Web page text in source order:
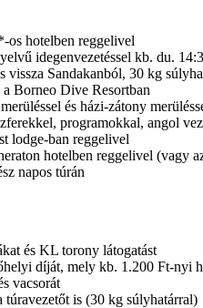
os hotelben reggelivel
idegenvezetéssel kb. du.
Sandakanból, 30 kg
a Borneo Dive Resortban
és házi-zátony
programokkal, angol
lodge-ban reggelivel
hotelben reggelivel (vagy
napos túrán
és KL torony látogatást
díját, mely kb. 1.200 Ft-nyi
vacsorát
is (30 kg súlyhatárral)